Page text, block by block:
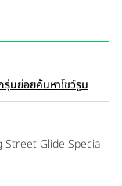
รุ่นย่อยค้นหาโชว์รูม
Street Glide Special